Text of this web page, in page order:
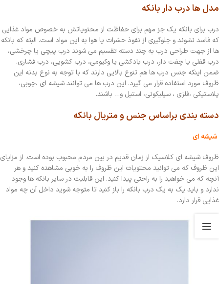
مدل ها درب دار بانکه
درب برای بانکه یک جز مهم برای حفاظت از محتویاتش به خصوص مواد غذایی
که فاسد نشوند و جلوگیری از نفوذ حشرات یا هوا به این مواد است. البته که بانکه
ها از جهت طراحی درب به چند دسته تقسیم می شوند درب پیچی یا چرخشی،
درب قفلی یا چفت دار، درب بادکشی یا وکیومی، درب کشویی، درب فشاری.
ضمن اینکه جنس درب ها هم تنوع بالایی دارند که با توجه به نوع بدنه این
ظروف مورد استفاده قرار می گیرد. این درب ها می توانند شیشه ای ،چوبی،
پلاستیکی ،فلزی ، سیلیکونی، استیل و… باشند.
دسته بندی براساس جنس و متریال بانکه
شیشه ای
ظروف شیشه ای کلاسیک از زمان قدیم در بین مردم محبوب بوده است. از مزایای
این ظروف که می توانید محتویات این ظروف را به خوبی مشاهده کنید و هر
آنچه که می خواهید را به راحتی پیدا کنید. این قابلیت در سایر بانکه ها وجود
ندارد و باید یک به یک درب بانکه را باز کنید تا متوجه شوید داخل آن چه مواد
غذایی قرار دارد.